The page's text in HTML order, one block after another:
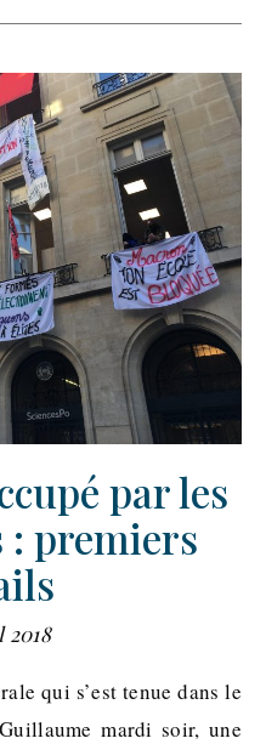
par les
: premiers
2018
mardi soir, une